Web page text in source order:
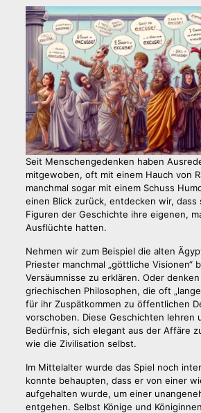
Seit Menschengedenken haben
mitgewoben, oft mit einem Hauch von
manchmal sogar mit einem Schuss
einen Blick zurück, entdecken wir, dass
Figuren der Geschichte ihre eigenen,
Ausflüchte hatten.
Nehmen wir zum Beispiel die alten
Priester manchmal „göttliche Visionen“
Versäumnisse zu erklären. Oder
griechischen Philosophen, die oft
für ihr Zuspätkommen zu öffentlichen
vorschoben. Diese Geschichten lehren
Bedürfnis, sich elegant aus der Affäre
wie die Zivilisation selbst.
Im Mittelalter wurde das Spiel noch
konnte behaupten, dass er von einer
aufgehalten wurde, um einer
entgehen. Selbst Könige und